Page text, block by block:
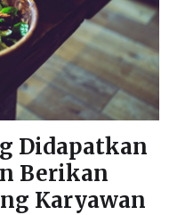
Didapatkan
Berikan
Karyawan